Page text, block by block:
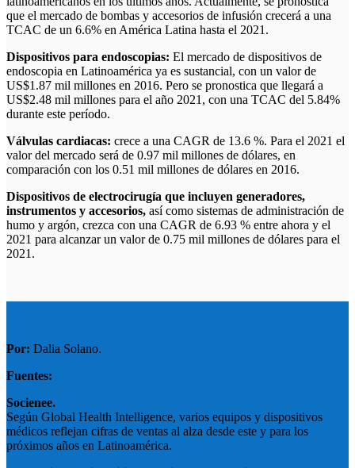
que el mercado de bombas y accesorios de infusión crecerá a una
TCAC de un 6.6% en América Latina hasta el 2021.
Dispositivos para endoscopias: El mercado de dispositivos de
endoscopia en Latinoamérica ya es sustancial, con un valor de
US$1.87 mil millones en 2016. Pero se pronostica que llegará a
US$2.48 mil millones para el año 2021, con una TCAC del 5.84%
durante este período.
Válvulas cardiacas: crece a una CAGR de 13.6 %. Para el 2021 el
valor del mercado será de 0.97 mil millones de dólares, en
comparación con los 0.51 mil millones de dólares en 2016.
Dispositivos de electrocirugía que incluyen generadores,
instrumentos y accesorios, así como sistemas de administración de
humo y argón, crezca con una CAGR de 6.93 % entre ahora y el
2021 para alcanzar un valor de 0.75 mil millones de dólares para el
2021.
Por: Dalia Solano.
Fuentes:
Socienee.
Según Global Health Intelligence, varios equipos y dispositivos
médicos reflejan cifras de ventas al alza desde este y para los
próximos años en Latinoamérica.